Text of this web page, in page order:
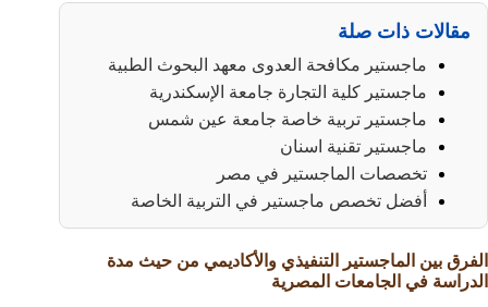
مقالات ذات صلة
ماجستير مكافحة العدوى معهد البحوث الطبية
ماجستير كلية التجارة جامعة الإسكندرية
ماجستير تربية خاصة جامعة عين شمس
ماجستير تقنية اسنان
تخصصات الماجستير في مصر
أفضل تخصص ماجستير في التربية الخاصة
الفرق بين الماجستير التنفيذي والأكاديمي من حيث مدة
الدراسة في الجامعات المصرية